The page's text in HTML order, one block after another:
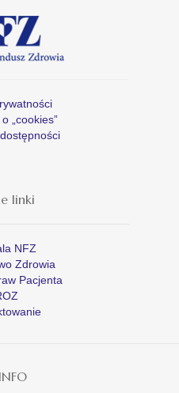
„cookies”
linki
NFZ
Zdrowia
Pacjenta